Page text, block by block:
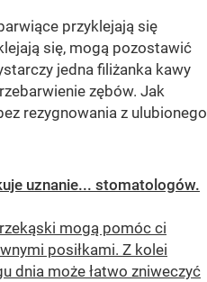
przyklejają się
się, mogą pozostawić
jedna filiżanka kawy
zębów. Jak
rezygnowania z ulubionego
uznanie... stomatologów.
mogą pomóc ci
posiłkami. Z kolei
dnia może łatwo zniweczyć